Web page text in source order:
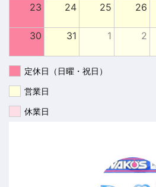
23 24 25 26
30 31 1 2
定休日（日曜・祝日）
営業日
休業日